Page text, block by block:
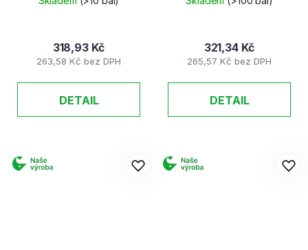
263,58 Kč bez DPH
318,93 Kč
DETAIL
265,57 Kč bez DPH
321,34 Kč
DETAIL